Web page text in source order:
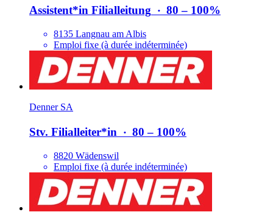
Assistent*​in Filialleitung ‧ 80 – 100%
8135 Langnau am Albis
Emploi fixe (à durée indéterminée)
Denner SA
Stv. Filialleiter*​in ‧ 80 – 100%
8820 Wädenswil
Emploi fixe (à durée indéterminée)